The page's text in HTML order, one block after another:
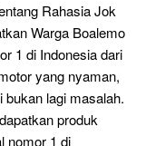
Rahasia Jok
Warga Boalemo
1 di Indonesia dari
yang nyaman,
lagi masalah.
produk
nomor 1 di